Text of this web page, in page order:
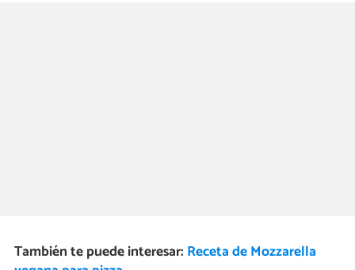
También te puede interesar: Receta de Mozzarella